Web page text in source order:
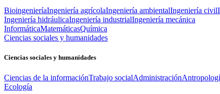
BioingenieríaIngeniería agrícolaIngeniería ambientalIngeniería civil
Ingeniería hidráulicaIngeniería industrialIngeniería mecánica
InformáticaMatemáticasQuímica
Ciencias sociales y humanidades
Ciencias sociales y humanidades
Ciencias de la informaciónTrabajo socialAdministración
Ecología